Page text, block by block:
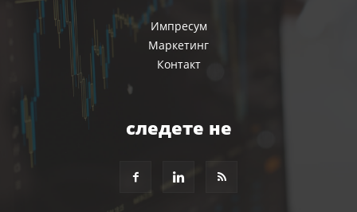
Импресум
Маркетинг
Контакт
следете не